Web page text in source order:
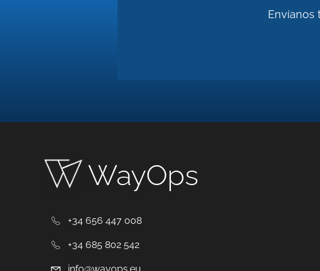
Envíanos
WayOps
+34 656 447 008
+34 685 802 542